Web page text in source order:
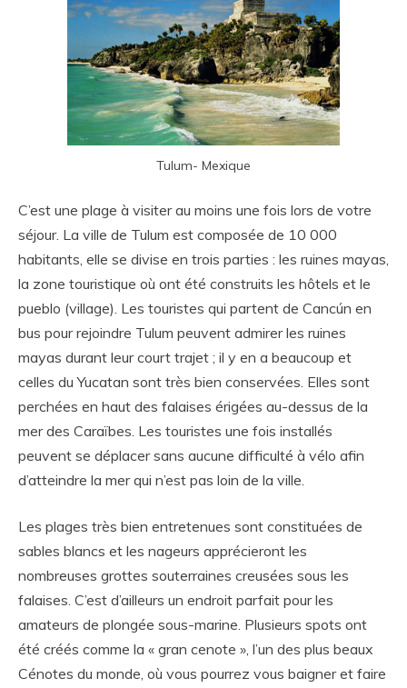
Tulum- Mexique
C’est une plage à visiter au moins une fois lors de votre
séjour. La ville de Tulum est composée de 10 000
habitants, elle se divise en trois parties : les ruines mayas,
la zone touristique où ont été construits les hôtels et le
pueblo (village). Les touristes qui partent de Cancún en
bus pour rejoindre Tulum peuvent admirer les ruines
mayas durant leur court trajet ; il y en a beaucoup et
celles du Yucatan sont très bien conservées. Elles sont
perchées en haut des falaises érigées au-dessus de la
mer des Caraïbes. Les touristes une fois installés
peuvent se déplacer sans aucune difficulté à vélo afin
d’atteindre la mer qui n’est pas loin de la ville.
Les plages très bien entretenues sont constituées de
sables blancs et les nageurs apprécieront les
nombreuses grottes souterraines creusées sous les
falaises. C’est d’ailleurs un endroit parfait pour les
amateurs de plongée sous-marine. Plusieurs spots ont
été créés comme la « gran cenote », l’un des plus beaux
Cénotes du monde, où vous pourrez vous baigner et faire